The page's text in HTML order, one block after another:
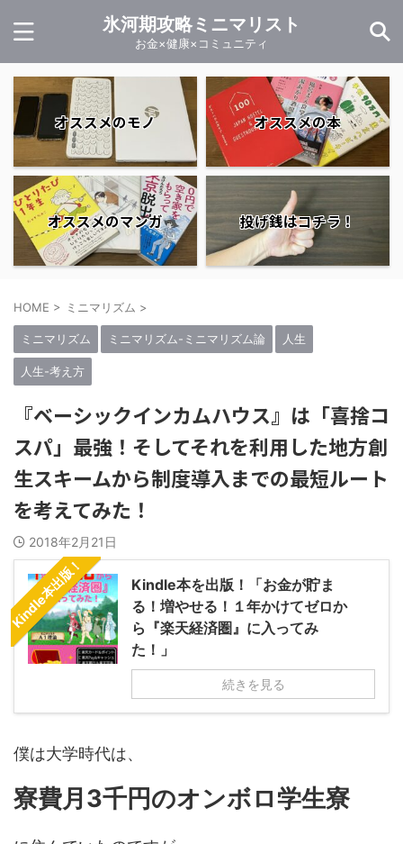
氷河期攻略ミニマリスト
お金×健康×コミュニティ
オススメのモノ オススメの本
オススメのマンガ 投げ銭はコチラ！
HOME > ミニマリズム >
ミニマリズム ミニマリズム-ミニマリズム論 人生
人生-考え方
『ベーシックインカムハウス』は「喜捨コ
スパ」最強！そしてそれを利用した地方創
生スキームから制度導入までの最短ルート
を考えてみた！
2018年2月21日
Kindle本出版！
Kindle本を出版！「お金が貯ま
る！増やせる！１年かけてゼロか
ら『楽天経済圏』に入ってみ
た！」
続きを見る
僕は大学時代は、
寮費月3千円のオンボロ学生寮